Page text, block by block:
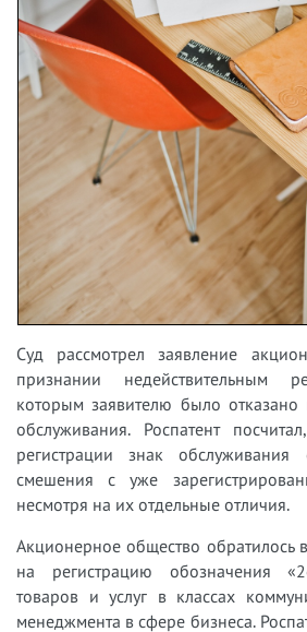
Вебинары и семинары
Прямые эфиры
Суд рассмотрел заявление
признании недействительным
которым заявителю было отказано
обслуживания. Роспатент
регистрации знак
смешения с уже
несмотря на их отдельные отличия.
Акционерное общество обратилось
на регистрацию обозначения
товаров и услуг в классах
менеджмента в сфере бизнеса.